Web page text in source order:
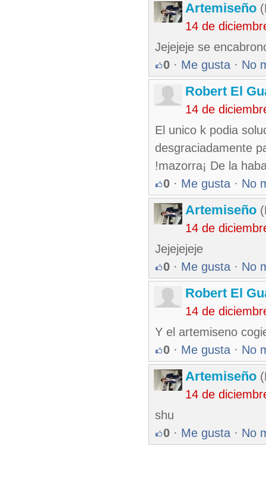
Artemiseño
14 de
Jejejeje se
0 · Me gusta · No
Robert El
14 de
El unico k podia
desgraciadamente
!mazorra¡ De la
0 · Me gusta · No
Artemiseño
14 de
Jejejejeje
0 · Me gusta · No
Robert El
14 de
Y el artemiseno
0 · Me gusta · No
Artemiseño
14 de
shu
0 · Me gusta · No